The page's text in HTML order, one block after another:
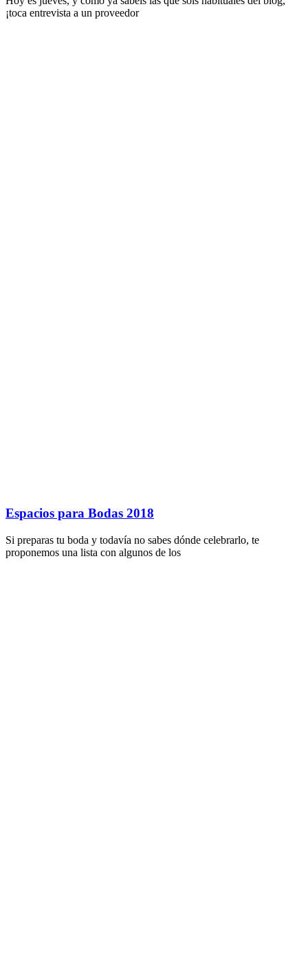
¡toca entrevista a un proveedor
Espacios para Bodas 2018
Si preparas tu boda y todavía no sabes dónde celebrarlo, te
proponemos una lista con algunos de los